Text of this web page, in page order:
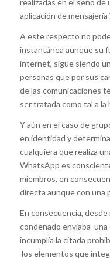
realizadas en el seno de
aplicación de
A este respecto no
instantánea aunque su
internet, sigue siendo
personas que por sus
de las comunicaciones
ser tratada como tal a
Y aún en el caso de
en identidad y
cualquiera que realiza
WhatsApp es
miembros, en
directa aunque con una
En consecuencia,
condenado enviaba
incumplía la citada
los elementos que